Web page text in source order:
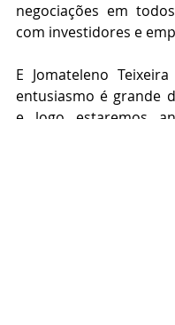
negociações em
com investidores e
E Jomateleno
entusiasmo é grande
e logo estaremos